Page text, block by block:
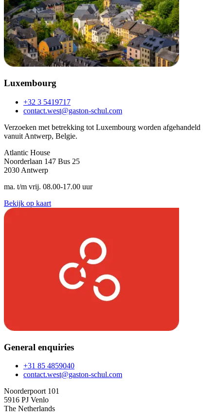
Luxembourg
+32 3 5419717
contact.west@gaston-schul.com
Verzoeken met betrekking tot Luxembourg worden afgehandeld
vanuit Antwerp, Belgie.
Atlantic House
Noorderlaan 147 Bus 25
2030 Antwerp
ma. t/m vrij. 08.00-17.00 uur
Bekijk op kaart
General enquiries
+31 85 4859040
contact.west@gaston-schul.com
Noorderpoort 101
5916 PJ Venlo
The Netherlands